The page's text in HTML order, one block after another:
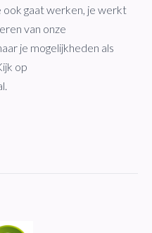
ook gaat werken, je werkt
van onze
je mogelijkheden als
op